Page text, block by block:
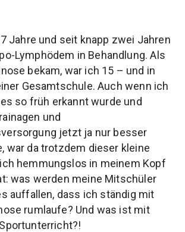
Jahre und seit knapp zwei Jahren
Lymphödem in Behandlung. Als
bekam, war ich 15 – und in
Gesamtschule. Auch wenn ich
so früh erkannt wurde und
und
jetzt ja nur besser
war da trotzdem dieser kleine
hemmungslos in meinem Kopf
was werden meine Mitschüler
auffallen, dass ich ständig mit
rumlaufe? Und was ist mit